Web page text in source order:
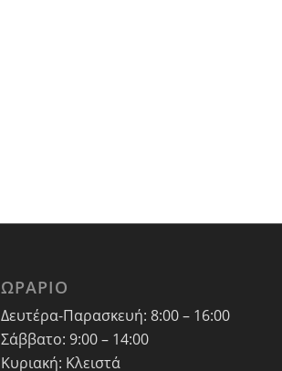
ΩΡΑΡΙΟ
Δευτέρα-Παρασκευή: 8:00 – 16:00
Σάββατο: 9:00 – 14:00
Κυριακή: Κλειστά